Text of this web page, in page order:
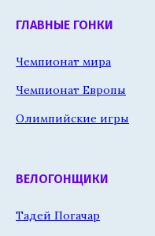
ГЛАВНЫЕ ГОНКИ
Чемпионат мира
Чемпионат Европы
Олимпийские игры
ВЕЛОГОНЩИКИ
Тадей Погачар